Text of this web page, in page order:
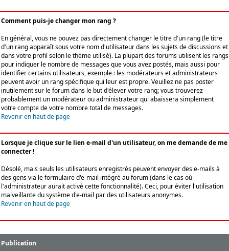
Comment puis-je changer mon rang ?
En général, vous ne pouvez pas directement changer le titre d'un rang (le titre
d'un rang apparaît sous votre nom d'utilisateur dans les sujets de discussions et
dans votre profil selon le thème utilisé). La plupart des forums utilisent les rangs
pour indiquer le nombre de messages que vous avez postés, mais aussi pour
identifier certains utilisateurs, exemple : les modérateurs et administrateurs
peuvent avoir un rang spécifique qui leur est propre. Veuillez ne pas poster
inutilement sur le forum dans le but d'élever votre rang; vous trouverez
probablement un modérateur ou administrateur qui abaissera simplement
votre compte de votre nombre total de messages.
Revenir en haut de page
Lorsque je clique sur le lien e-mail d'un utilisateur, on me demande de me
connecter !
Désolé, mais seuls les utilisateurs enregistrés peuvent envoyer des e-mails à
des gens via le formulaire d'e-mail intégré au forum (dans le cas où
l'administrateur aurait activé cette fonctionnalité). Ceci, pour éviter l'utilisation
malveillante du système d'e-mail par des utilisateurs anonymes.
Revenir en haut de page
Publication